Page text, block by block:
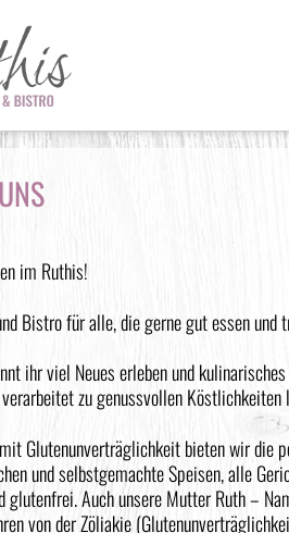
im Ruthis!
Bistro für alle, die gerne gut essen und
ihr viel Neues erleben und
zu genussvollen Köstlichkeiten
Glutenunverträglichkeit bieten wir die
und selbstgemachte Speisen, alle
glutenfrei. Auch unsere Mutter Ruth –
von der Zöliakie